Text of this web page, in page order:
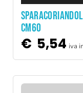
cm60
€ 5,54 iva